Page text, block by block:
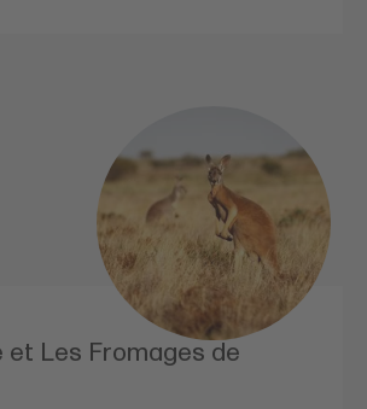
et Les Fromages de